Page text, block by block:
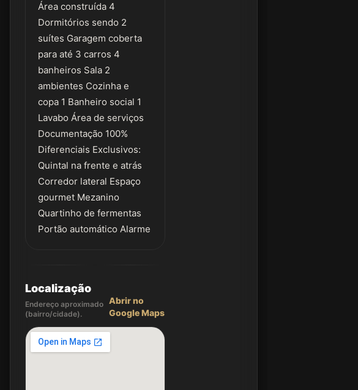
Área construída 4
Dormitórios sendo 2
suítes Garagem coberta
para até 3 carros 4
banheiros Sala 2
ambientes Cozinha e
copa 1 Banheiro social 1
Lavabo Área de serviços
Documentação 100%
Diferenciais Exclusivos:
Quintal na frente e atrás
Corredor lateral Espaço
gourmet Mezanino
Quartinho de fermentas
Portão automático Alarme
Localização
Endereço aproximado
(bairro/cidade).
Abrir no
Google Maps